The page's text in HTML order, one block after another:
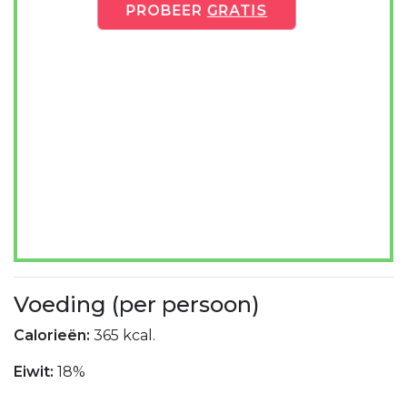
PROBEER GRATIS
Voeding (per persoon)
Calorieën: 365 kcal.
Eiwit: 18%